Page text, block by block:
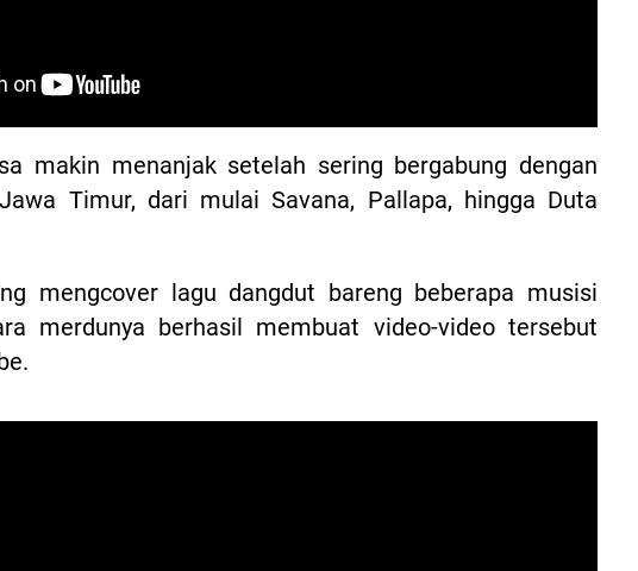
makin menanjak setelah sering bergabung dengan
Timur, dari mulai Savana, Pallapa, hingga Duta
mengcover lagu dangdut bareng beberapa musisi
merdunya berhasil membuat video-video tersebut